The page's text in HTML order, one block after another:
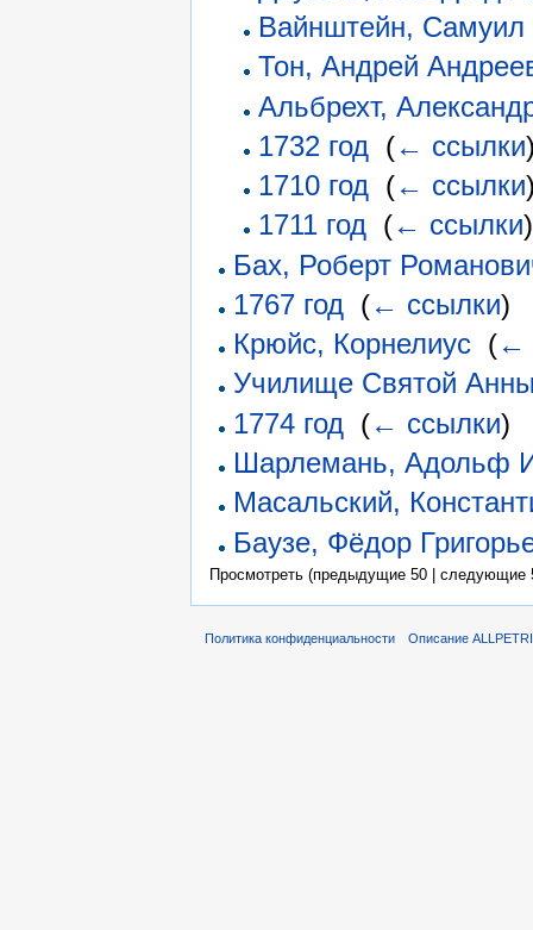
Вайнштейн, Самуил
Тон, Андрей
Альбрехт,
1732 год‎ (← ссылки
1710 год‎ (← ссылки
1711 год‎ (← ссылки)
Бах, Роберт
1767 год (← ссылки)
Крюйс, Корнелиус (←
Училище Святой
1774 год (← ссылки)
Шарлемань, Адольф
Масальский,
Баузе, Фёдор
Просмотреть (предыдущие 50 | следующие
Политика конфиденциальности Описание